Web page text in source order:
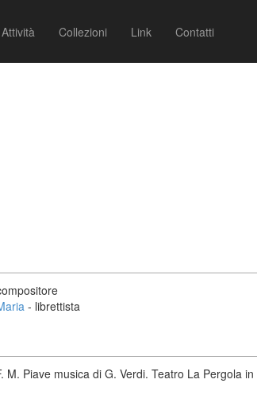
Attività Collezioni Link Contatti
- librettista
Piave musica di G. Verdi. Teatro La Pergola